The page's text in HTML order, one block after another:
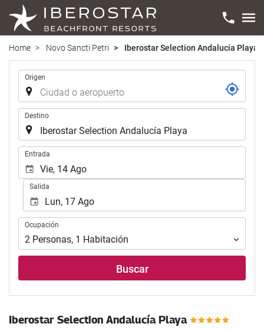
Home Novo Sancti Petri Iberostar Selection Andalucía Playa
Trayecto
Origen
Destino
Introduzca
las
fechas
inicio
fin
para
realizar
Entrada
Salida
Ocupación
Ocupación
2 Personas, 1 Habitación
Buscar
Iberostar Selection Andalucía Playa